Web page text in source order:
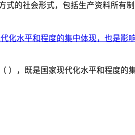
的社会形式，包括生产资料所
化水平和程度的集中体现，也是影
），既是国家现代化水平和程度